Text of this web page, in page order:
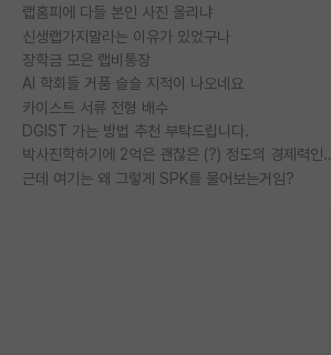
랩홈피에 다들 본인 사진 올리냐
신생랩가지말라는 이유가 있었구나
장학금 모은 랩비통장
AI 학회들 거품 슬슬 지적이 나오네요
카이스트 서류 전형 배수
DGIST 가는 방법 추천 부탁드립니다.
박사진학하기에 2억
근데 여기는 왜 그렇게 SPK를 물어보는거임?